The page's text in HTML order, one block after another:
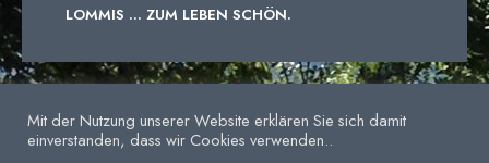
LOMMIS ... ZUM LEBEN SCHÖN.
DATENSCHUTZERKLÄRUNG
Mit der Nutzung unserer Website erklären Sie sich damit
einverstanden, dass wir Cookies verwenden..